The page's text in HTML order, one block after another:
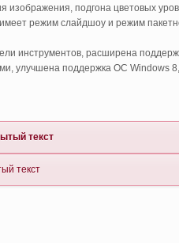
подгона цветовых
режим слайдшоу и режим
инструментов, расширена
улучшена поддержка ОС Windows
текст
текст